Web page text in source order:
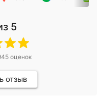
5
оценок
отзыв